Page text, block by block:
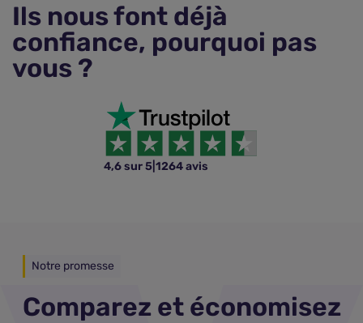
Ils nous font déjà
confiance, pourquoi pas
vous ?
4,6 sur 5 1264 avis
Notre promesse
Comparez et économisez